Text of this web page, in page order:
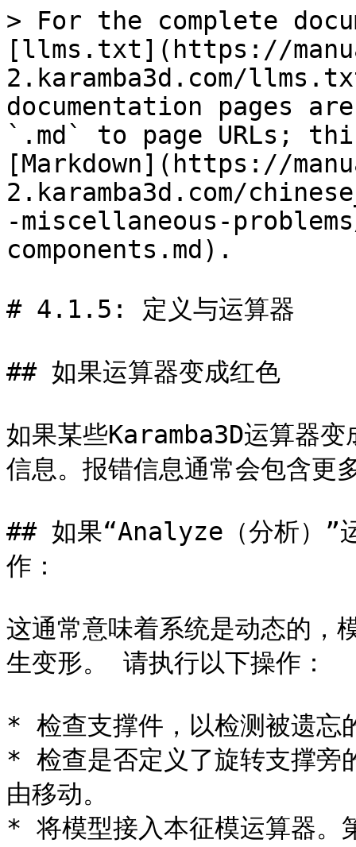
> For the complete
[llms.txt](https://
2.karamba3d.com/
documentation pages
`.md` to page URLs;
[Markdown](https://
2.karamba3d.com/
-miscellaneous-
components.md).
# 4.1.5: 定义与运算器
## 如果运算器变成红色
如果某些Karamba3D运算器
信息。报错信息通常会包含更
## 如果“Analyze（分析）”
作：
这通常意味着系统是动态的，
生变形。 请执行以下操作：
* 检查支撑件，以检测被遗忘
* 检查是否定义了旋转支撑旁
由移动。
* 将模型接入本征模运算器。